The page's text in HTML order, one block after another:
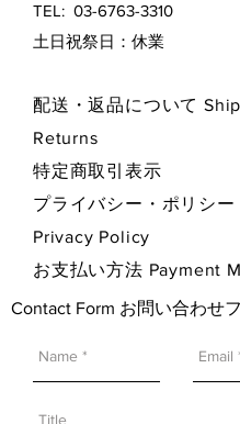
TEL: 03-6763-3310
​土日祝祭日：休業
配送・返品について
Returns
特定商取引表示
プライバシー・ポリシー
Privacy Policy
お支払い方法 Payment
Contact Form お問い合わせ